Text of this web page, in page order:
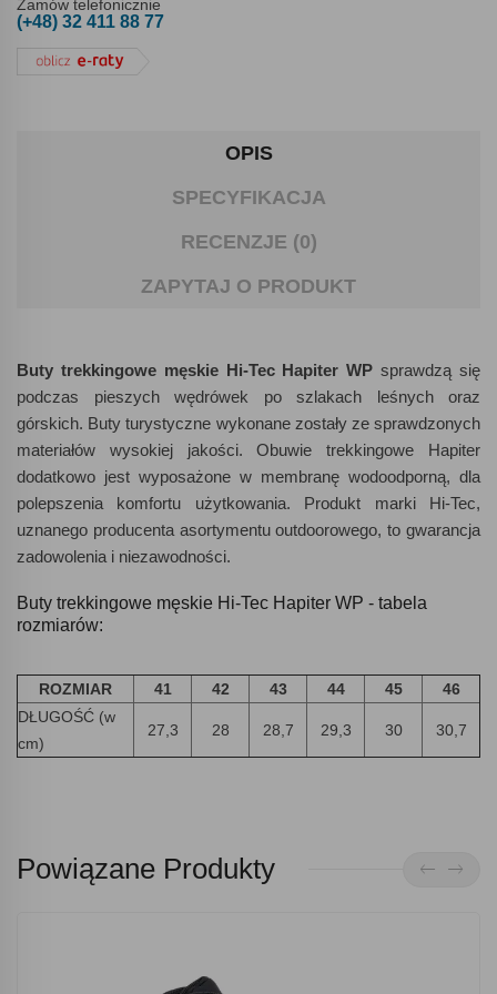
Zamów telefonicznie
(+48) 32 411 88 77
OPIS
SPECYFIKACJA
RECENZJE (0)
ZAPYTAJ O PRODUKT
Buty trekkingowe męskie Hi-Tec Hapiter WP sprawdzą się
podczas pieszych wędrówek po szlakach leśnych oraz
górskich. Buty turystyczne wykonane zostały ze sprawdzonych
materiałów wysokiej jakości. Obuwie trekkingowe Hapiter
dodatkowo jest wyposażone w membranę wodoodporną, dla
polepszenia komfortu użytkowania. Produkt marki Hi-Tec,
uznanego producenta asortymentu outdoorowego, to gwarancja
zadowolenia i niezawodności.
Buty trekkingowe męskie Hi-Tec Hapiter WP - tabela
rozmiarów:
ROZMIAR 41 42 43 44 45
46
DŁUGOŚĆ (w
cm)
27,3 28 28,7 29,3 30 30,7
Powiązane Produkty